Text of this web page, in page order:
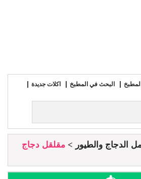
البحث في المطبخ
اكلات جديدة
الدجاج والطيور
مقلقل دجاج